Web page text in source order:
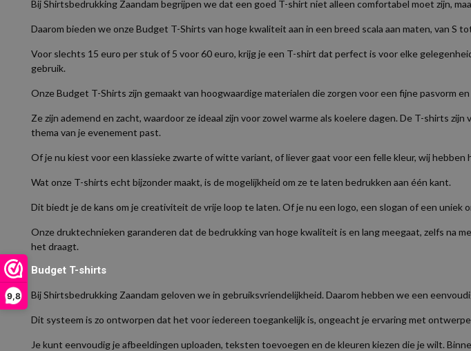
9,8
Bij Shirtsbedrukking Zaandam begrijpen we dat een goed T-shirt niet alleen comfortabel moet zijn,
Daarom bieden we onze Budget T-Shirts van hoge kwaliteit aan in een breed scala aan maten, van S
Voor slechts 15 euro per stuk of 5 voor 60 euro, krijg je een T-shirt dat perfect is voor elke
gebruik.
Onze Budget T-Shirts zijn gemaakt van hoogwaardige materialen die zorgen voor een fijne pasvorm
Ze zijn ademend en zacht, waardoor ze ideaal zijn voor zowel warme als koelere dagen. De T-shirts
thema van je evenement past.
Of je nu kiest voor een klassieke zwarte of witte variant, of liever gaat voor een felle kleur, wij hebben
Wat onze T-shirts echt bijzonder maakt, is de mogelijkheid om ze te laten bedrukken aan één kant.
Dit biedt je de kans om je creativiteit de vrije loop te laten. Of je nu een logo, een slogan of een
Onze druktechnieken garanderen dat de bedrukking van hoge kwaliteit is en lang meegaat, zelfs
het draagt.
Budget T-shirts
Bij Shirtsbedrukking Zaandam geloven we in gebruiksvriendelijkheid. Daarom hebben we een
Dit systeem is zo ontworpen dat het voor iedereen toegankelijk is, ongeacht je ervaring met
Je kunt eenvoudig je afbeeldingen uploaden, teksten toevoegen en de kleuren kiezen die je wilt.